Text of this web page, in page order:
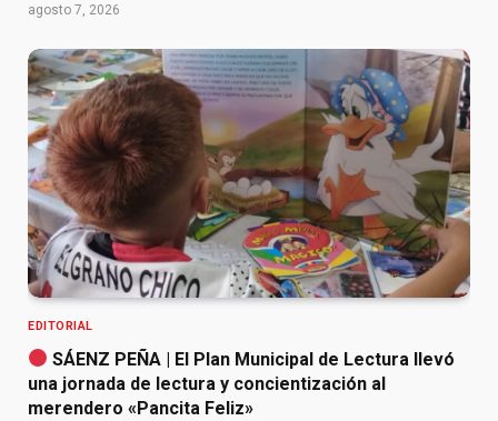
agosto 7, 2026
EDITORIAL
SÁENZ PEÑA | El Plan Municipal de Lectura llevó
una jornada de lectura y concientización al
merendero «Pancita Feliz»